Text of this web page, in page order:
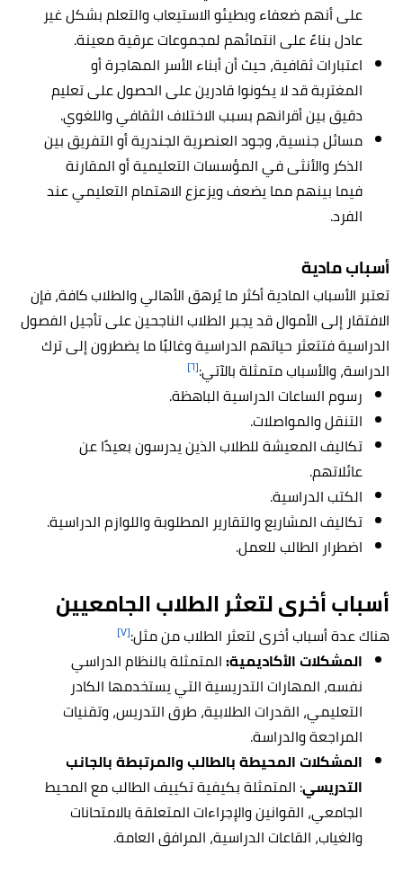
على أنهم ضعفاء وبطيئو الاستيعاب والتعلم بشكل غير
عادل بناءً على انتمائهم لمجموعات عرقية معينة.
اعتبارات ثقافية، حيث أن أبناء الأسر المهاجرة أو
المغتربة قد لا يكونوا قادرين على الحصول على تعليم
دقيق بين أقرانهم بسبب الاختلاف الثقافي واللغوي.
مسائل جنسية، وجود العنصرية الجندرية أو التفريق بين
الذكر والأنثى في المؤسسات التعليمية أو المقارنة
فيما بينهم مما يضعف ويزعزع الاهتمام التعليمي عند
الفرد.
أسباب مادية
تعتبر الأسباب المادية أكثر ما يُرهق الأهالي والطلاب كافة، فإن
الافتقار إلى الأموال قد يجبر الطلاب الناجحين على تأجيل الفصول
الدراسية فتتعثر حياتهم الدراسية وغالبًا ما يضطرون إلى ترك
الدراسة، والأسباب متمثلة بالآتي:[٦]
رسوم الساعات الدراسية الباهظة.
التنقل والمواصلات.
تكاليف المعيشة للطلاب الذين يدرسون بعيدًا عن
عائلاتهم.
الكتب الدراسية.
تكاليف المشاريع والتقارير المطلوبة واللوازم الدراسية.
اضطرار الطالب للعمل.
أسباب أخرى لتعثر الطلاب الجامعيين
هناك عدة أسباب أخرى لتعثر الطلاب من مثل:[٧]
المشكلات الأكاديمية:المتمثلة بالنظام الدراسي
نفسه، المهارات التدريسية التي يستخدمها الكادر
التعليمي، القدرات الطلابية، طرق التدريس، وتقنيات
المراجعة والدراسة.
المشكلات المحيطة بالطالب والمرتبطة بالجانب
التدريسي: المتمثلة بكيفية تكييف الطالب مع المحيط
الجامعي، القوانين والإجراءات المتعلقة بالامتحانات
والغياب، القاعات الدراسية، المرافق العامة.